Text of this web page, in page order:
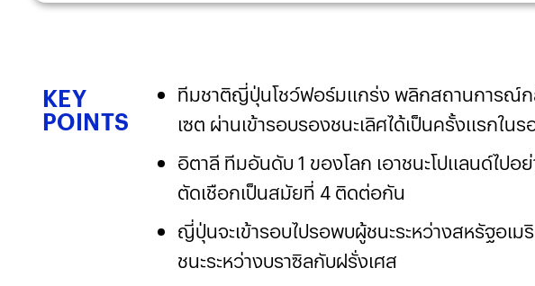
KEY
POINTS
ทีมชาติญี่ปุ่นโชว์ฟอร์มแกร่ง พลิกสถานการณ์กลั
เซต ผ่านเข้ารอบรองชนะเลิศได้เป็นครั้งแรกในร
อิตาลี ทีมอันดับ 1 ของโลก เอาชนะโปแลนด์ไปอ
ตัดเชือกเป็นสมัยที่ 4 ติดต่อกัน
ญี่ปุ่นจะเข้ารอบไปรอพบผู้ชนะระหว่างสหรัฐอเ
ชนะระหว่างบราซิลกับฝรั่งเศส